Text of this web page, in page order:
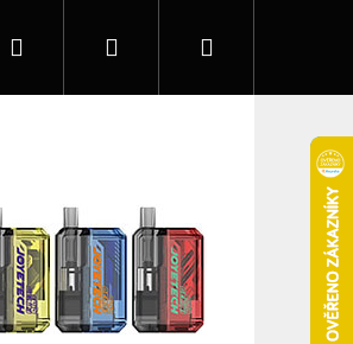
Elektronické cigarety
Přihlášení